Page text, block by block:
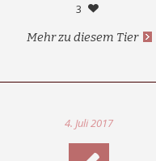
3
Mehr zu diesem Tier
4. Juli 2017